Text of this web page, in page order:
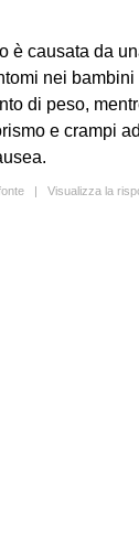
è causata da
nei
di peso,
e crampi
| Visualizza la